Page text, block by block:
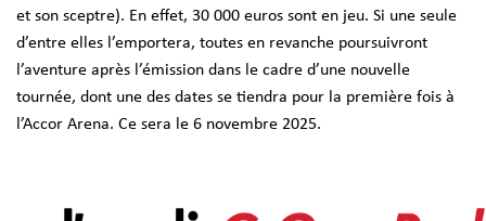
et son sceptre). En effet, 30 000 euros sont en jeu. Si une seule
d’entre elles l’emportera, toutes en revanche poursuivront
l’aventure après l’émission dans le cadre d’une nouvelle
tournée, dont une des dates se tiendra pour la première fois à
l’Accor Arena. Ce sera le 6 novembre 2025.